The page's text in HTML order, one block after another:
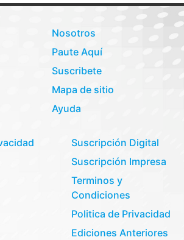
Nosotros
Paute Aquí
Suscribete
Mapa de sitio
Ayuda
Suscripción Digital
Suscripción Impresa
Terminos y
Condiciones
Politica de Privacidad
Ediciones Anteriores